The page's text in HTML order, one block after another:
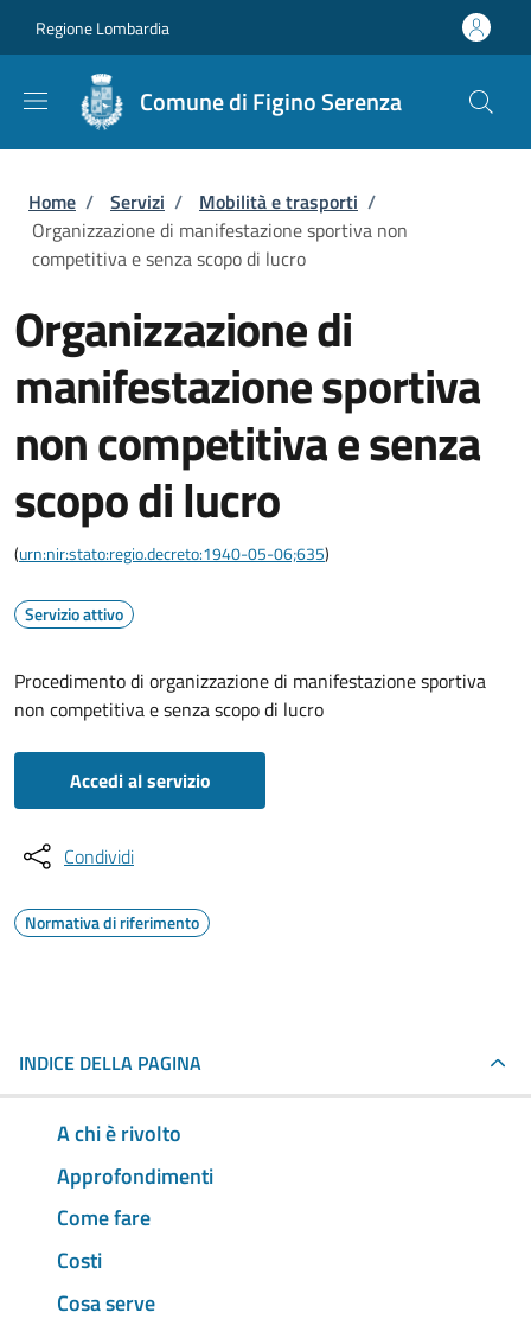
Regione Lombardia
Comune di Figino Serenza
Briciole di pane
Home / Servizi / Mobilità e trasporti /
Organizzazione di manifestazione sportiva non
competitiva e senza scopo di lucro
Organizzazione di
manifestazione sportiva
non competitiva e senza
scopo di lucro
(urn:nir:stato:regio.decreto:1940-05-06;635)
Servizio attivo
Procedimento di organizzazione di manifestazione sportiva
non competitiva e senza scopo di lucro
Accedi al servizio
Condividi
Normativa di riferimento
INDICE DELLA PAGINA
A chi è rivolto
Approfondimenti
Come fare
Costi
Cosa serve